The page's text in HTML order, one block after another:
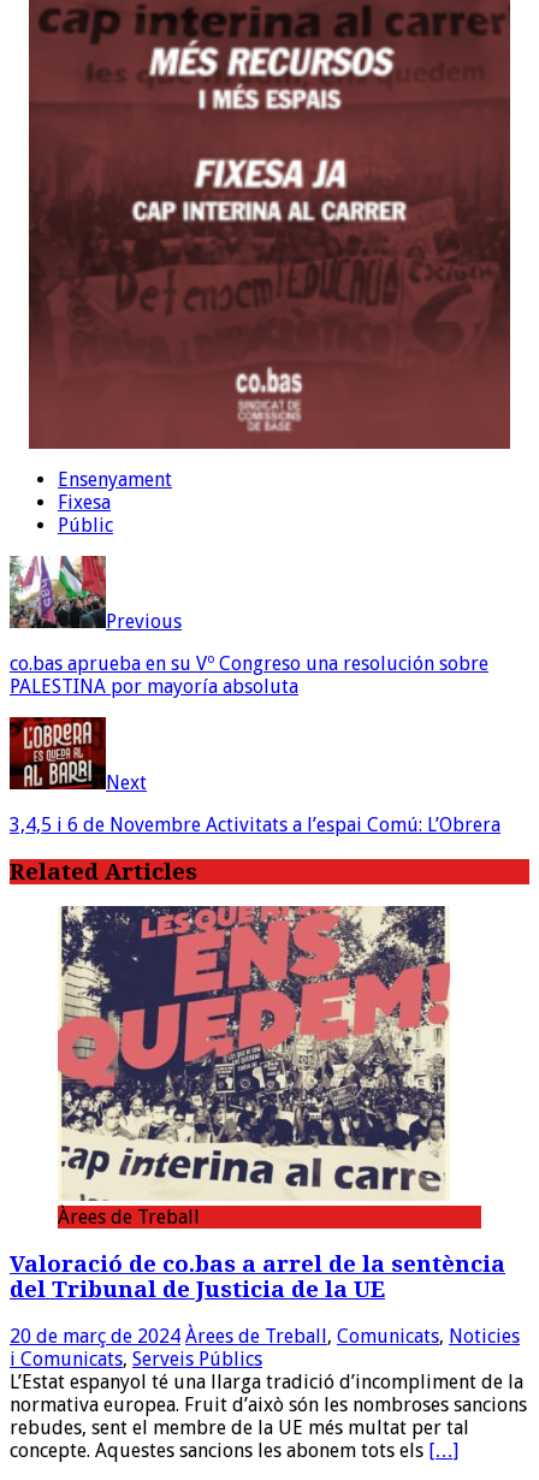
Ensenyament
Fixesa
Públic
Previous
co.bas aprueba en su Vº Congreso una resolución sobre
PALESTINA por mayoría absoluta
Next
3,4,5 i 6 de Novembre Activitats a l’espai Comú: L’Obrera
Related Articles
Àrees de Treball
Valoració de co.bas a arrel de la sentència
del Tribunal de Justicia de la UE
20 de març de 2024 Àrees de Treball, Comunicats, Noticies
i Comunicats, Serveis Públics
L’Estat espanyol té una llarga tradició d’incompliment de la
normativa europea. Fruit d’això són les nombroses sancions
rebudes, sent el membre de la UE més multat per tal
concepte. Aquestes sancions les abonem tots els […]